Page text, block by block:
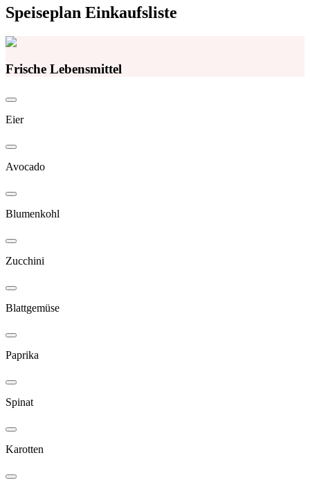
Speiseplan Einkaufsliste
Frische Lebensmittel
Eier
Avocado
Blumenkohl
Zucchini
Blattgemüse
Paprika
Spinat
Karotten